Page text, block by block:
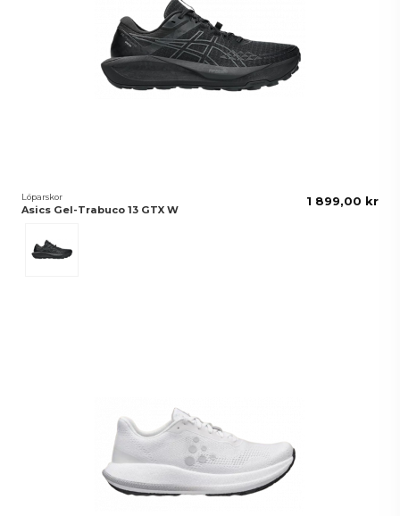
Löparskor
Asics Gel-Trabuco 13 GTX W
1 899,00 kr